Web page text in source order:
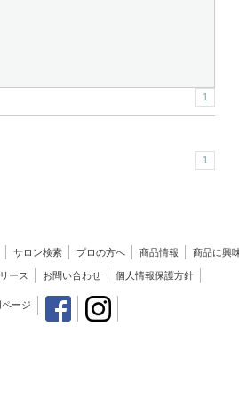
1
1
サロン検索 プロの方へ 商品情報 商品に興
ース お問い合わせ 個人情報保護方針
ージ